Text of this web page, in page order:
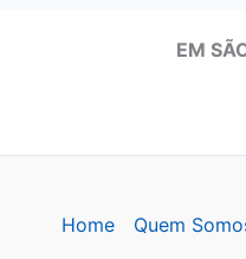
EM
Home Quem